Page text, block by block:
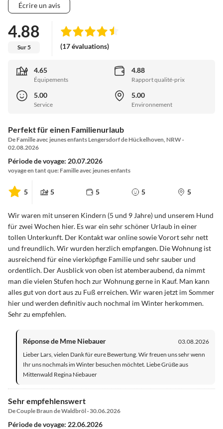
Écrire un avis
4.88
Sur 5 (17 évaluations)
4.65
Équipements
4.88
Rapport qualité-prix
5.00
Service
5.00
Environnement
Perfekt für einen Familienurlaub
De Famille avec jeunes enfants Lengersdorf de Hückelhoven, NRW ·
02.08.2026
Période de voyage: 20.07.2026
voyage en tant que: Famille avec jeunes enfants
5 5 5 5 5
Wir waren mit unseren Kindern (5 und 9 Jahre) und unserem Hund
für zwei Wochen hier. Es war ein sehr schöner Urlaub in einer
tollen Unterkunft. Der Kontakt war online sowie Vorort sehr nett
und freundlich. Wir wurden herzlich empfangen. Die Wohnung ist
ausreichend für eine vierköpfige Familie und sehr sauber und
ordentlich. Der Ausblick von oben ist atemberaubend, da nimmt
man die vielen Stufen hoch zur Wohnung gerne in Kauf. Man kann
alles gut von dort aus zu Fuß erreichen. Wir waren jetzt im Sommer
hier und werden definitiv auch nochmal im Winter herkommen.
Sehr zu empfehlen.
Réponse de Mme Niebauer
03.08.2026
Lieber Lars, vielen Dank für eure Bewertung. Wir freuen uns sehr wenn
Ihr uns nochmals im Winter besuchen möchtet. Liebe Grüße aus
Mittenwald Regina Niebauer
Sehr empfehlenswert
De Couple Braun de Waldbröl · 30.06.2026
Période de voyage: 22.06.2026